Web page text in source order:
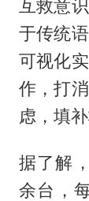
互救意
于传统
可视化
作，打
虑，填
据了解
余台，